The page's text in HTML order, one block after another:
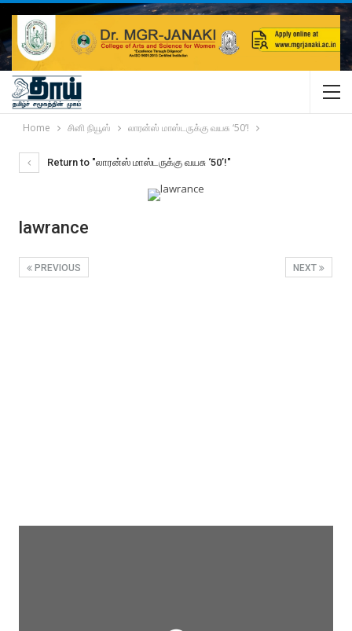
Home சினி நியூஸ் லாரன்ஸ் மாஸ்டருக்கு வயசு ‘50’!
Return to "லாரன்ஸ் மாஸ்டருக்கு வயசு ‘50’!"
lawrance
NEXT
PREVIOUS